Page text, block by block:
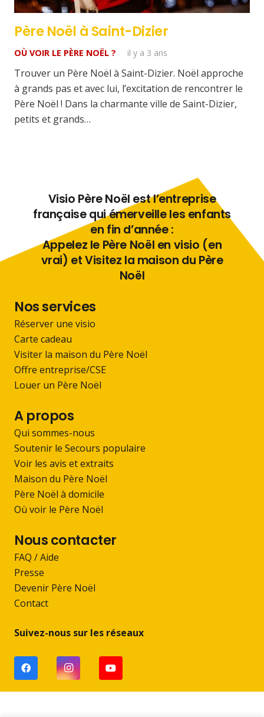
Père Noël à Saint-Dizier
OÙ VOIR LE PÈRE NOËL ? il y a 3 ans
Trouver un Père Noël à Saint-Dizier. Noël approche
à grands pas et avec lui, l’excitation de rencontrer le
Père Noël ! Dans la charmante ville de Saint-Dizier,
petits et grands…
Visio Père Noël est l’entreprise
française qui émerveille les enfants
en fin d’année :
Appelez le Père Noël en visio (en
vrai) et Visitez la maison du Père
Noël
Nos services
Réserver une visio
Carte cadeau
Visiter la maison du Père Noël
Offre entreprise/CSE
Louer un Père Noël
A propos
Qui sommes-nous
Soutenir le Secours populaire
Voir les avis et extraits
Maison du Père Noël
Père Noël à domicile
Où voir le Père Noël
Nous contacter
FAQ / Aide
Presse
Devenir Père Noël
Contact
Suivez-nous sur les réseaux